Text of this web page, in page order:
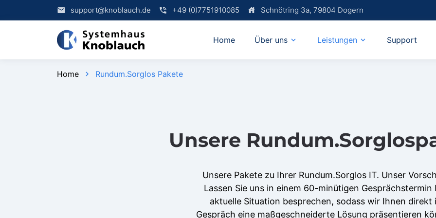
email support@knoblauch.de phone_in_talk +49 (0)7751910085 house Schnötring 3a, 79804 Dogern
Home Über uns expand_more expand_more Support
Home chevron_right Rundum.Sorglos Pakete
Unsere
Unsere Pakete zu Ihrer Rundum.Sorglos IT. Unser
Lassen Sie uns in einem 60-minütigen Gesprächstermin
aktuelle Situation besprechen, sodass wir Ihnen direkt
Gespräch eine maßgeschneiderte Lösung präsentieren